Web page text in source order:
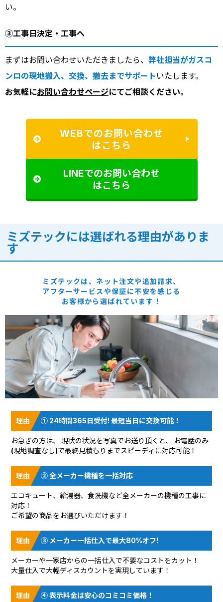
い。
③工事日決定・工事へ
まずはお問い合わせいただきましたら、 弊社担当がガスコ
ンロの現地搬入、交換、撤去までサポート いたします。
お気軽にお問い合わせページにてご相談ください。
WEBでのお問い合わせ
はこちら
LINEでのお問い合わせ
はこちら
ミズテックには選ばれる理由がありま
す
ミズテックは、ネット注文や追加請求、
アフターサービスや保証に不安を感じる
お客様から選ばれています！
① 24時間365日受付! 最短当日に交換可能！
お急ぎの方は、 現状の状況を写真でお送り頂く と、 お電話のみ
(現地調査なし)で最終見積もりまでスピーディに対応可能！
② 全メーカー機種を一括対応
エコキュート、給湯器、食洗機など全メーカーの機種の工事に
対応！
ご希望の商品をお選びいただけます！
③ メーカー一括仕入で最大80%オフ!
メーカーや一家店からの一括仕入で不要なコストをカット！
大量仕入で大幅ディスカウントを実現しています！
④ 表示料金は安心のコミコミ価格！